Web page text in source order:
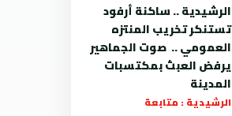
الرشيدية .. ساكنة أرفود
تستنكر تخريب المنتزه
العمومي .. صوت الجماهير
يرفض العبث بمكتسبات
المدينة
الرشيدية : متابعة